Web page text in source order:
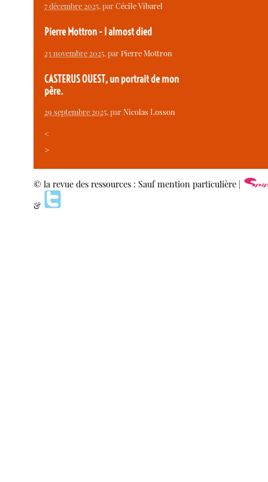
7 décembre 2025, parCécile Vibarel
Pierre Mottron - I almost died
23 novembre 2025, parPierre Mottron
CASTERUS OUEST, un portrait de mon
père.
29 septembre 2025, parNicolas Losson
<
>
© la revue des ressources : Sauf mention particulière |
&